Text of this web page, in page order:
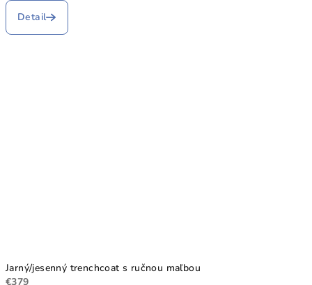
Detail
Jarný/jesenný trenchcoat s ručnou maľbou
€379